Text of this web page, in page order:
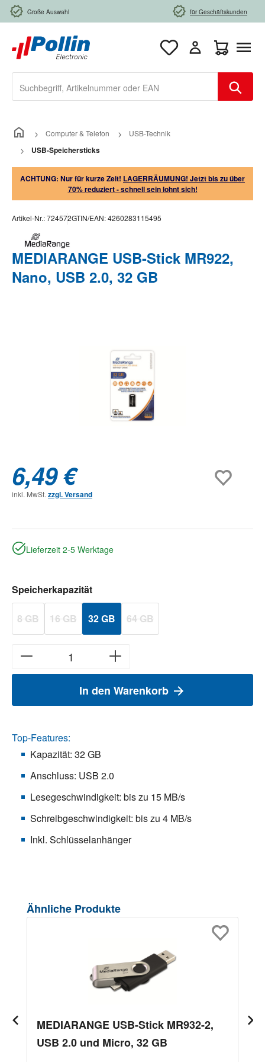
Zum Hauptinhalt springen
Große Auswahl für Geschäftskunden
Computer & Telefon USB-Technik
USB-Speichersticks
ACHTUNG: Nur für kurze Zeit! LAGERRÄUMUNG! Jetzt bis zu über
70% reduziert - schnell sein lohnt sich!
Artikel-Nr.:724572GTIN/EAN:4260283115495
MEDIARANGE USB-Stick MR922,
Nano, USB 2.0, 32 GB
6,49 €
inkl. MwSt. zzgl. Versand
Lieferzeit 2-5 Werktage
Speicherkapazitätauswählen
8 GB(Diese Option ist zurzeit nicht verfügbar.)
16 GB(Diese Option ist zurzeit nicht verfügbar.)
32 GB 64 GB(Diese Option ist zurzeit nicht
In den Warenkorb
Top-Features:
Kapazität: 32 GB
Anschluss: USB 2.0
Lesegeschwindigkeit: bis zu 15 MB/s
Schreibgeschwindigkeit: bis zu 4 MB/s
Inkl. Schlüsselanhänger
Produktgalerie überspringen
Ähnliche Produkte
MEDIARANGE USB-Stick MR932-2,
USB 2.0 und Micro, 32 GB